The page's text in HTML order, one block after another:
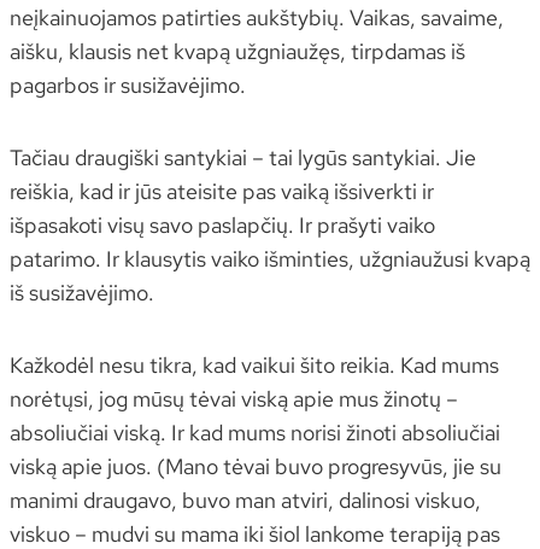
neįkainuojamos patirties aukštybių. Vaikas, savaime,
aišku, klausis net kvapą užgniaužęs, tirpdamas iš
pagarbos ir susižavėjimo.
Tačiau draugiški santykiai – tai lygūs santykiai. Jie
reiškia, kad ir jūs ateisite pas vaiką išsiverkti ir
išpasakoti visų savo paslapčių. Ir prašyti vaiko
patarimo. Ir klausytis vaiko išminties, užgniaužusi kvapą
iš susižavėjimo.
Kažkodėl nesu tikra, kad vaikui šito reikia. Kad mums
norėtųsi, jog mūsų tėvai viską apie mus žinotų –
absoliučiai viską. Ir kad mums norisi žinoti absoliučiai
viską apie juos. (Mano tėvai buvo progresyvūs, jie su
manimi draugavo, buvo man atviri, dalinosi viskuo,
viskuo – mudvi su mama iki šiol lankome terapiją pas